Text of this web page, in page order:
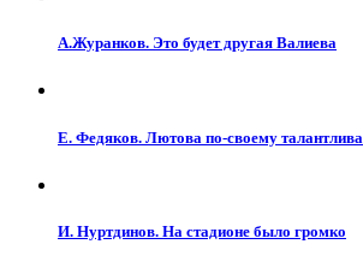
А.Журанков. Это будет другая Валиева
Е. Федяков. Лютова по-своему талантлива
И. Нуртдинов. На стадионе было громко